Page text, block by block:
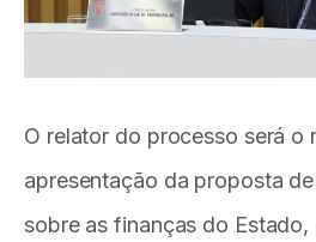
O relator do processo será o
apresentação da proposta
sobre as finanças do Estado,